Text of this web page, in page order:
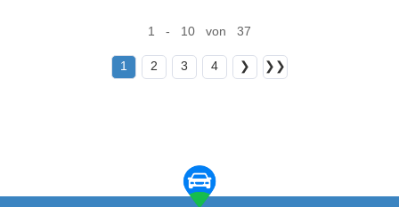
1 - 10 von 37
1 2 3 4 ❯ ❯❯